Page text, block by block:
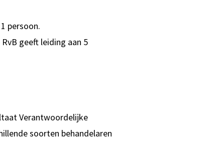
persoon.
geeft leiding aan 5
Verantwoordelijke
soorten behandelaren